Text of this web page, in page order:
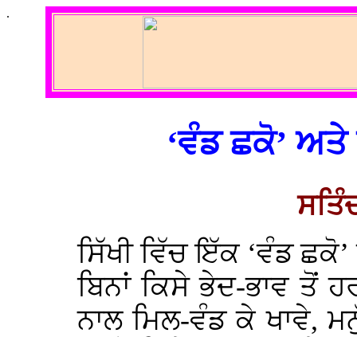
.
‘ਵੰਡ ਛਕੋ’ ਅਤੇ
ਸਿੱਖੀ ਵਿੱਚ ਇੱਕ ‘ਵੰਡ ਛਕੋ’
ਬਿਨਾਂ ਕਿਸੇ ਭੇਦ-ਭਾਵ ਤੋਂ
ਨਾਲ ਮਿਲ-ਵੰਡ ਕੇ ਖਾਵੇ,